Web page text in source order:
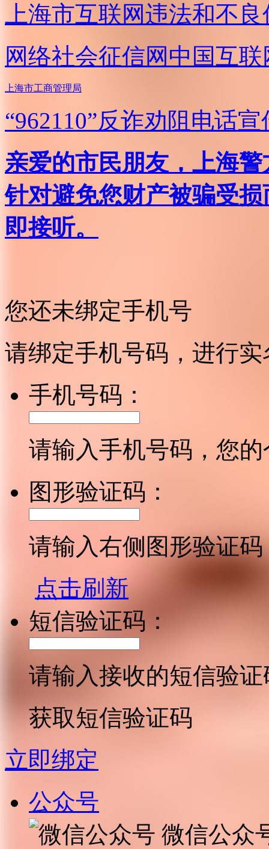
上海市互联网违法和不
网络社会征信网 中国互
上海市工商管理局
“962110”反诈劝阻电话宣
亲爱的市民朋友，上海
针对避免您财产被骗受
即接听。
您还未绑定手机号
请绑定手机号码，进行
手机号码：
请输入手机号码，您
图形验证码：
请输入右侧图形验证码
点击刷新
短信验证码：
请输入接收的短信验证
获取短信验证码
立即绑定
公众号
微信公众